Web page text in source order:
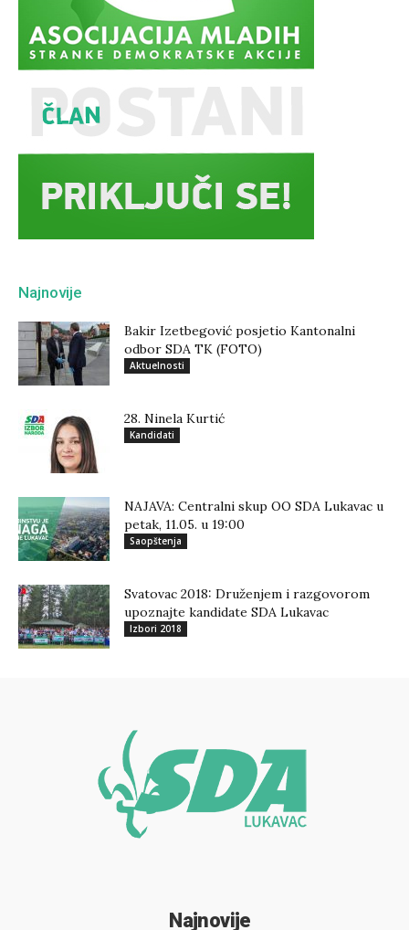
Najnovije
Bakir Izetbegović posjetio Kantonalni
odbor SDA TK (FOTO)
Aktuelnosti
28. Ninela Kurtić
Kandidati
NAJAVA: Centralni skup OO SDA Lukavac u
petak, 11.05. u 19:00
Saopštenja
Svatovac 2018: Druženjem i razgovorom
upoznajte kandidate SDA Lukavac
Izbori 2018
Najnovije